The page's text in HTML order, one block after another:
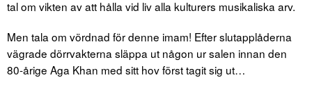
tal om vikten av att hålla vid liv alla kulturers musikaliska arv.
Men tala om vördnad för denne imam! Efter slutapplåderna
vägrade dörrvakterna släppa ut någon ur salen innan den
80-årige Aga Khan med sitt hov först tagit sig ut…